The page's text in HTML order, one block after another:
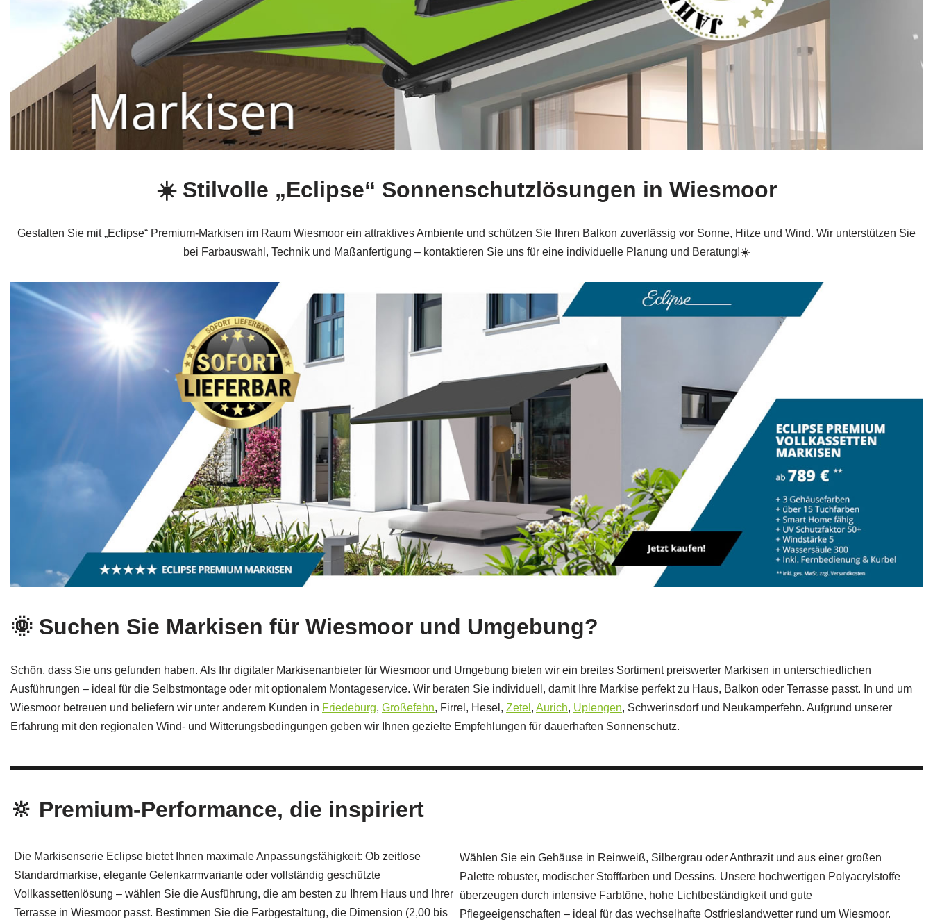
☀️ Stilvolle „Eclipse“ Sonnenschutzlösungen in Wiesmoor
Gestalten Sie mit „Eclipse“ Premium-Markisen im Raum Wiesmoor ein attraktives Ambiente und schützen Sie Ihren Balkon zuverlässig vor Sonne, Hitze und Wind. Wir unterstützen Sie
bei Farbauswahl, Technik und Maßanfertigung – kontaktieren Sie uns für eine individuelle Planung und Beratung!☀️
🌞 Suchen Sie Markisen für Wiesmoor und Umgebung?
Schön, dass Sie uns gefunden haben. Als Ihr digitaler Markisenanbieter für Wiesmoor und Umgebung bieten wir ein breites Sortiment preiswerter Markisen in unterschiedlichen
Ausführungen – ideal für die Selbstmontage oder mit optionalem Montageservice. Wir beraten Sie individuell, damit Ihre Markise perfekt zu Haus, Balkon oder Terrasse passt. In und um
Wiesmoor betreuen und beliefern wir unter anderem Kunden in Friedeburg, Großefehn, Firrel, Hesel, Zetel , Aurich, Uplengen, Schwerinsdorf und Neukamperfehn. Aufgrund unserer
Erfahrung mit den regionalen Wind- und Witterungsbedingungen geben wir Ihnen gezielte Empfehlungen für dauerhaften Sonnenschutz.
🔆 Premium-Performance, die inspiriert
Die Markisenserie Eclipse bietet Ihnen maximale Anpassungsfähigkeit: Ob zeitlose
Standardmarkise, elegante Gelenkarmvariante oder vollständig geschützte
Vollkassettenlösung – wählen Sie die Ausführung, die am besten zu Ihrem Haus und Ihrer
Terrasse in Wiesmoor passt. Bestimmen Sie die Farbgestaltung, die Dimension (2,00 bis
Wählen Sie ein Gehäuse in Reinweiß, Silbergrau oder Anthrazit und aus einer großen
Palette robuster, modischer Stofffarben und Dessins. Unsere hochwertigen Polyacrylstoffe
überzeugen durch intensive Farbtöne, hohe Lichtbeständigkeit und gute
Pflegeeigenschaften – ideal für das wechselhafte Ostfrieslandwetter rund um Wiesmoor.